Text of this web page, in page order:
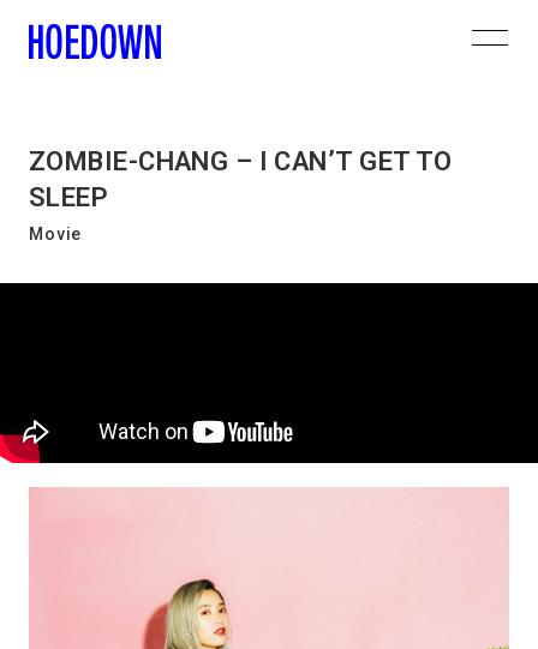
ZOMBIE-CHANG – I CAN’T GET TO
SLEEP
Movie